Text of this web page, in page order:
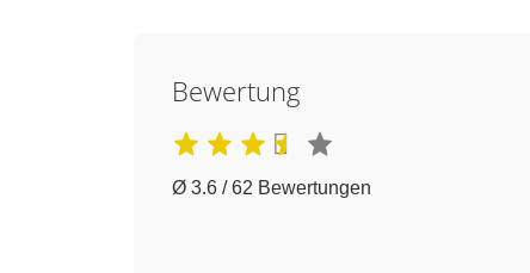
Bewertung
Ø 3.6 / 62 Bewertungen